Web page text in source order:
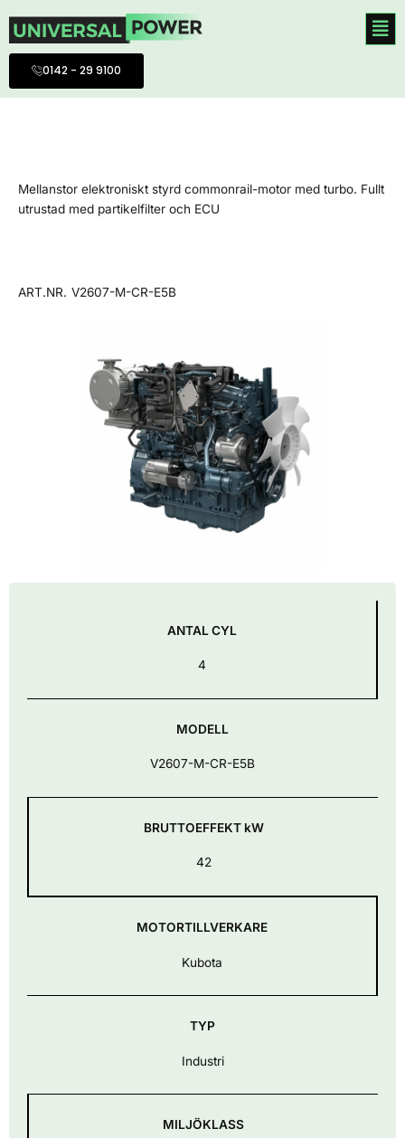
innehåll
0142 - 29 9100
Mellanstor elektroniskt styrd commonrail-motor med turbo. Fullt
utrustad med partikelfilter och ECU
ART.NR. V2607-M-CR-E5B
ANTAL CYL
4
MODELL
V2607-M-CR-E5B
BRUTTOEFFEKT kW
42
MOTORTILLVERKARE
Kubota
TYP
Industri
MILJÖKLASS